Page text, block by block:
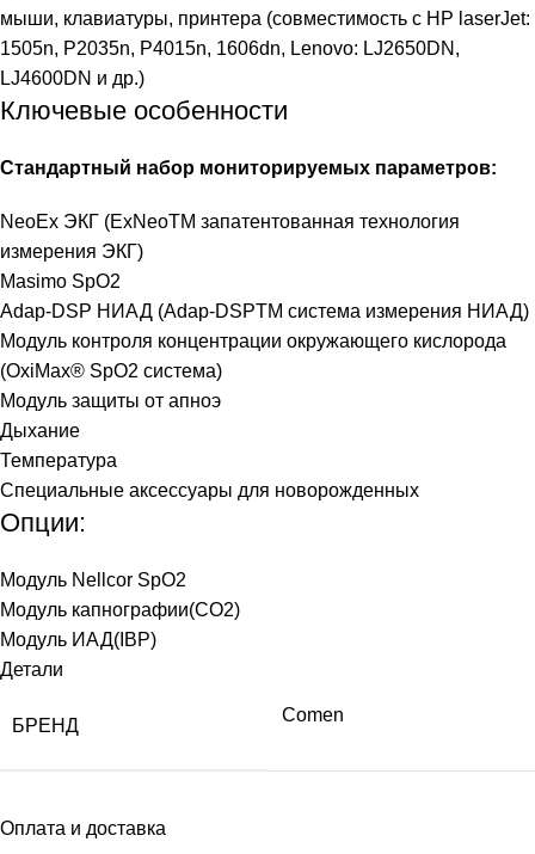
мыши, клавиатуры, принтера (совместимость с HP laserJet:
1505n, P2035n, P4015n, 1606dn, Lenovo: LJ2650DN,
LJ4600DN и др.)
Ключевые особенности
Cтандартный набор мониторируемых параметров:
NeoEx ЭКГ (ExNeoTM запатентованная технология
измерения ЭКГ)
Masimo SpO2
Adap-DSP НИАД (Adap-DSPTM система измерения НИАД)
Модуль контроля концентрации окружающего кислорода
(OxiMax® SpO2 система)
Модуль защиты от апноэ
Дыхание
Температура
Специальные аксессуары для новорожденных
Опции:
Модуль Nellcor SpO2
Модуль капнографии(СО2)
Модуль ИАД(IBP)
Детали
БРЕНД
Comen
Оплата и доставка